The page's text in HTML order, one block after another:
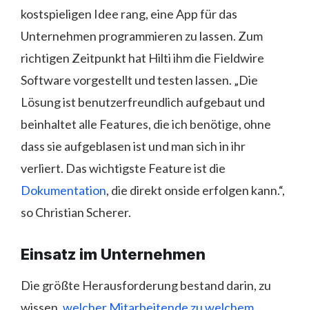
kostspieligen Idee rang, eine App für das
Unternehmen programmieren zu lassen. Zum
richtigen Zeitpunkt hat Hilti ihm die Fieldwire
Software vorgestellt und testen lassen. „Die
Lösung ist benutzerfreundlich aufgebaut und
beinhaltet alle Features, die ich benötige, ohne
dass sie aufgeblasen ist und man sich in ihr
verliert. Das wichtigste Feature ist die
Dokumentation, die direkt onside erfolgen kann.“,
so Christian Scherer.
Einsatz im Unternehmen
Die größte Herausforderung bestand darin, zu